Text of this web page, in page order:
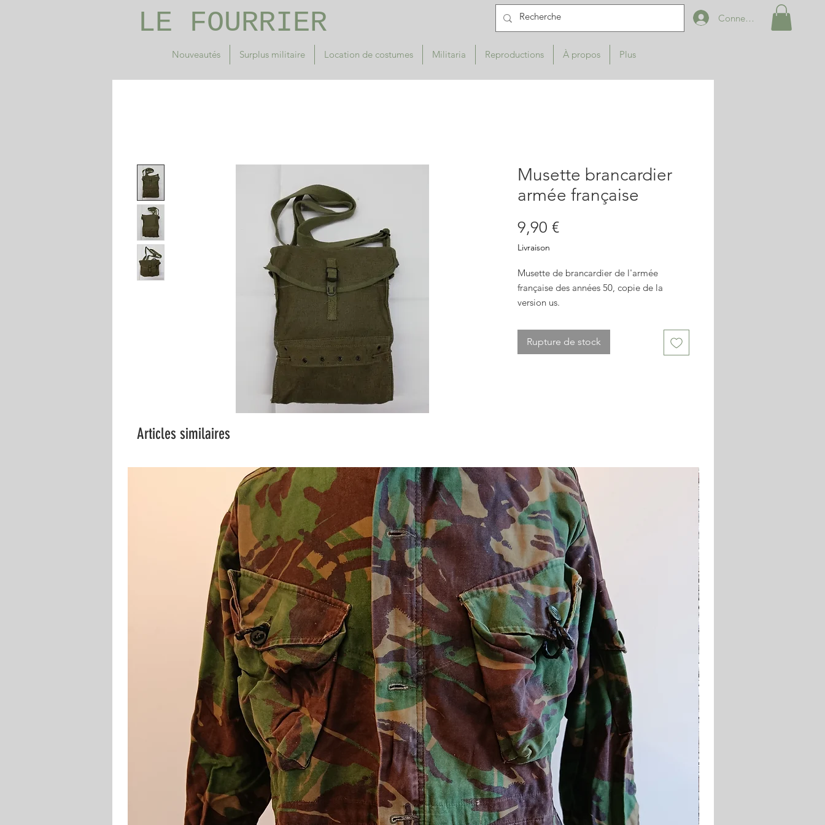
Nouveautés Surplus militaire Location de costumes Militaria Reproductions À propos Plus
LE FOURRIER Connexion
Musette brancardier
armée française
9,90 €Prix
Livraison
Musette de brancardier de l'armée
française des années 50, copie de la
version us.
Sangle de portage fournie.
Neuf de stock.
Rupture de stock
Articles similaires